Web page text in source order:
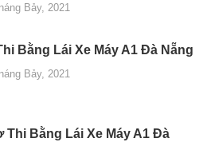
Bảy, 2021
Bằng Lái Xe Máy A1 Đà Nẵng
Bảy, 2021
Thi Bằng Lái Xe Máy A1 Đà